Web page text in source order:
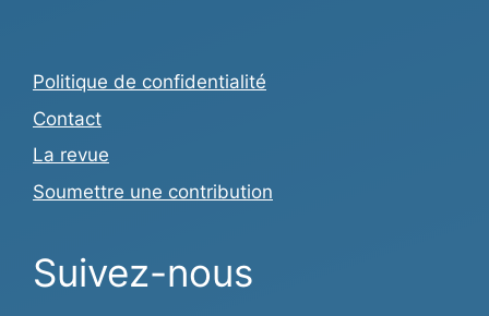
Politique de confidentialité
Contact
La revue
Soumettre une contribution
Suivez-nous